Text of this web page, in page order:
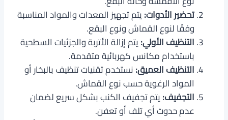
تحضير الأدوات:يتم تجهيز المعدات والمواد المناسبة
وفقًا لنوع القماش ونوع البقع.
التنظيف الأولي:يتم إزالة الأتربة والجزئيات السطحية
باستخدام مكانس كهربائية متقدمة.
التنظيف العميق:نستخدم تقنيات تنظيف بالبخار أو
المواد الرغوية حسب نوع القماش.
التجفيف:يتم تجفيف الكنب بشكل سريع لضمان
عدم حدوث أي تلف أو تعفن.